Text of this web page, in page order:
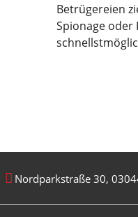
Betrügereien
Spionage
Nordparkstraße 30,